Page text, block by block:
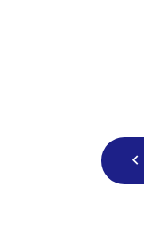
chevron_left